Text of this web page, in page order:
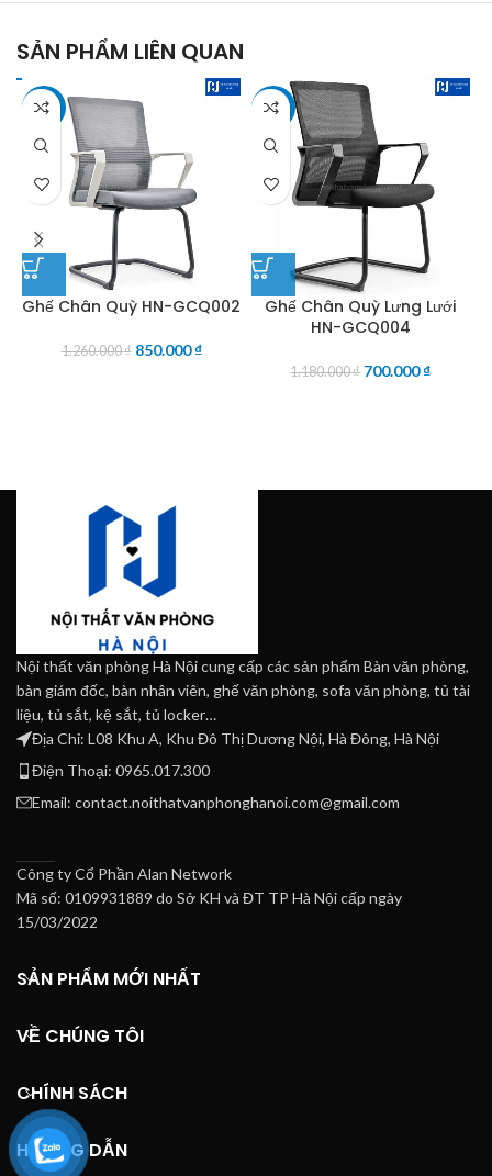
SẢN PHẨM LIÊN QUAN
-33%
Ghế Chân Quỳ HN-GCQ002
1.260.000₫ 850.000₫
-41%
Ghế Chân Quỳ Lưng Lưới
HN-GCQ004
1.180.000₫ 700.000₫
Nội thất văn phòng Hà Nội cung cấp các sản phẩm Bàn văn phòng,
bàn giám đốc, bàn nhân viên, ghế văn phòng, sofa văn phòng, tủ tài
liệu, tủ sắt, kệ sắt, tủ locker…
Địa Chỉ: L08 Khu A, Khu Đô Thị Dương Nội, Hà Đông, Hà Nội
Điện Thoại: 0965.017.300
Email: contact.noithatvanphonghanoi.com@gmail.com
Công ty Cổ Phần Alan Network
Mã số: 0109931889 do Sở KH và ĐT TP Hà Nội cấp ngày
15/03/2022
SẢN PHẨM MỚI NHẤT
VỀ CHÚNG TÔI
CHÍNH SÁCH
HƯỚNG DẪN